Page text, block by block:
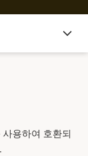
용하여 호환되